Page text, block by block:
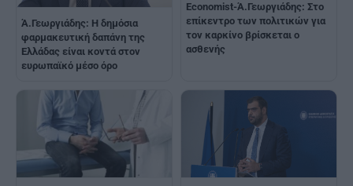
Ά.Γεωργιάδης: Η δημόσια
φαρμακευτική δαπάνη της
Ελλάδας είναι κοντά στον
ευρωπαϊκό μέσο όρο
Economist-Ά.Γεωργιάδης: Στο
επίκεντρο των πολιτικών για
τον καρκίνο βρίσκεται ο
ασθενής